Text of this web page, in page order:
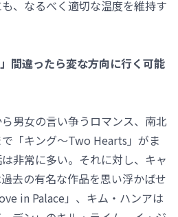
、なるべく適切な温度を維持す
間違ったら変な方向に行く可能
男女の言い争うロマンス、南北
「キング～Two Hearts」がま
非常に多い。それに対し、キャ
去の有名な作品を思い浮かばせ
in Palace」、キム・ハンアは